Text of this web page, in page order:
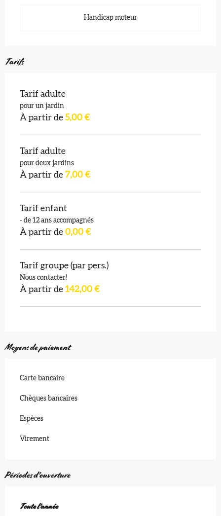
Handicap moteur
Tarifs
Tarif adulte
pour un jardin
À partir de 5,00 €
Tarif adulte
pour deux jardins
À partir de 7,00 €
Tarif enfant
- de 12 ans accompagnés
À partir de 0,00 €
Tarif groupe (par pers.)
Nous contacter!
À partir de 142,00 €
Moyens de paiement
Carte bancaire
Chèques bancaires
Espèces
Virement
Périodes d'ouverture
Toute l'année
Toute l'année